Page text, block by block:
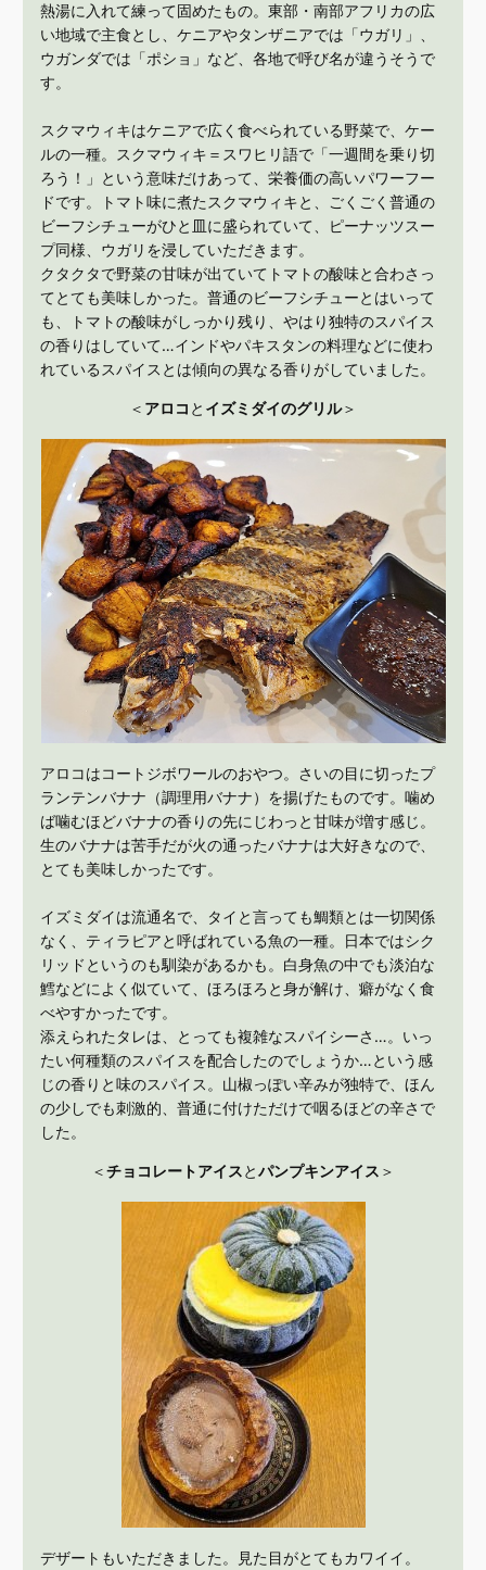
熱湯に入れて練って固めたもの。東部・南部アフリカの広
い地域で主食とし、ケニアやタンザニアでは「ウガリ」、
ウガンダでは「ポショ」など、各地で呼び名が違うそうで
す。
スクマウィキはケニアで広く食べられている野菜で、ケー
ルの一種。スクマウィキ＝スワヒリ語で「一週間を乗り切
ろう！」という意味だけあって、栄養価の高いパワーフー
ドです。トマト味に煮たスクマウィキと、ごくごく普通の
ビーフシチューがひと皿に盛られていて、ピーナッツスー
プ同様、ウガリを浸していただきます。
クタクタで野菜の甘味が出ていてトマトの酸味と合わさっ
てとても美味しかった。普通のビーフシチューとはいって
も、トマトの酸味がしっかり残り、やはり独特のスパイス
の香りはしていて…インドやパキスタンの料理などに使わ
れているスパイスとは傾向の異なる香りがしていました。
＜ アロコ と イズミダイのグリル＞
アロコはコートジボワールのおやつ。さいの目に切ったプ
ランテンバナナ（調理用バナナ）を揚げたものです。噛め
ば噛むほどバナナの香りの先にじわっと甘味が増す感じ。
生のバナナは苦手だが火の通ったバナナは大好きなので、
とても美味しかったです。
イズミダイは流通名で、タイと言っても鯛類とは一切関係
なく、ティラピアと呼ばれている魚の一種。日本ではシク
リッドというのも馴染があるかも。白身魚の中でも淡泊な
鱈などによく似ていて、ほろほろと身が解け、癖がなく食
べやすかったです。
添えられたタレは、とっても複雑なスパイシーさ…。いっ
たい何種類のスパイスを配合したのでしょうか…という感
じの香りと味のスパイス。山椒っぽい辛みが独特で、ほん
の少しでも刺激的、普通に付けただけで咽るほどの辛さで
した。
＜チョコレートアイスとパンプキンアイス ＞
デザートもいただきました。見た目がとてもカワイイ。